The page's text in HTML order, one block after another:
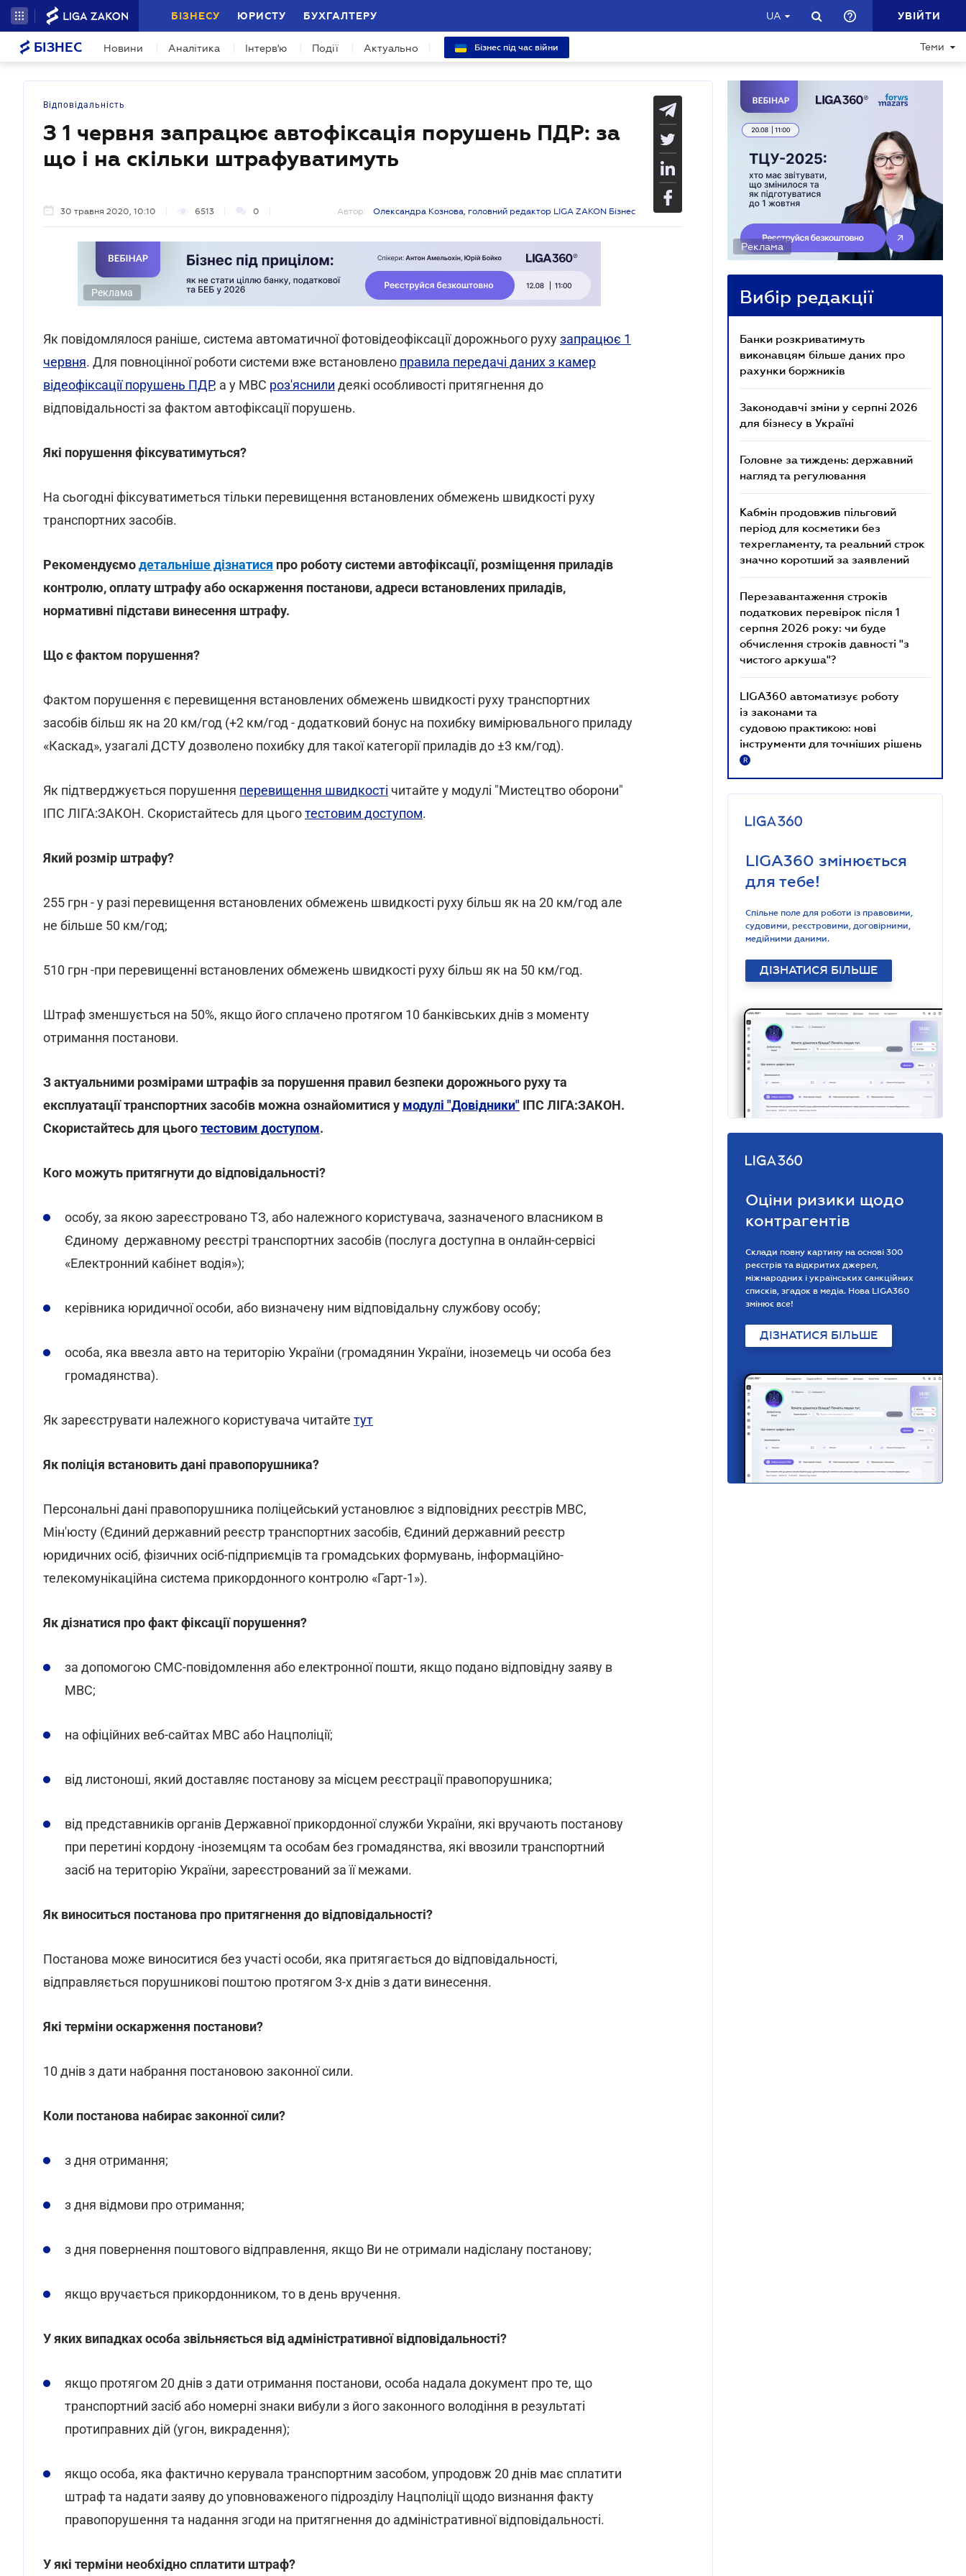
БІЗНЕСУ ЮРИСТУ БУХГАЛТЕРУ UA УВІЙТИ
БІЗНЕС Новини Аналітика Інтерв'ю Події Актуально Бізнес під час війни Теми
Відповідальність
З 1 червня запрацює автофіксація порушень ПДР: за
що і на скільки штрафуватимуть
30 травня 2020, 10:10 6513 0 Автор: Олександра Кознова, головний редактор LIGA ZAKON Бізнес
Реклама
Як повідомлялося раніше, система автоматичної фотовідеофіксації дорожнього рухузапрацює 1
червня. Для повноцінної роботи системи вже встановлено правила передачі даних з камер
відеофіксації порушень ПДР, а у МВС роз'яснили деякі особливості притягнення до
відповідальності за фактом автофіксації порушень.
Які порушення фіксуватимуться?
На сьогодні фіксуватиметься тільки перевищення встановлених обмежень швидкості руху
транспортних засобів.
Рекомендуємодетальніше дізнатися про роботу системи автофіксації, розміщення приладів
контролю, оплату штрафу або оскарження постанови, адреси встановлених приладів,
нормативні підстави винесення штрафу.
Що є фактом порушення?
Фактом порушення є перевищення встановлених обмежень швидкості руху транспортних
засобів більш як на 20 км/год (+2 км/год - додатковий бонус на похибку вимірювального приладу
«Каскад», узагалі ДСТУ дозволено похибку для такої категорії приладів до ±3 км/год).
Як підтверджується порушення перевищення швидкості читайте у модулі "Мистецтво оборони"
ІПС ЛІГА:ЗАКОН. Скористайтесь для цьоготестовим доступом.
Який розмір штрафу?
255 грн - у разі перевищення встановлених обмежень швидкості руху більш як на 20 км/год але
не більше 50 км/год;
510 грн -при перевищенні встановлених обмежень швидкості руху більш як на 50 км/год.
Штраф зменшується на 50%, якщо його сплачено протягом 10 банківських днів з моменту
отримання постанови.
З актуальними розмірами штрафів за порушення правил безпеки дорожнього руху та
експлуатації транспортних засобів можна ознайомитися у модулі "Довідники" ІПС ЛІГА:ЗАКОН.
Скористайтесь для цьоготестовим доступом.
Кого можуть притягнути до відповідальності?
особу, за якою зареєстровано ТЗ, або належного користувача, зазначеного власником в
Єдиному державному реєстрі транспортних засобів (послуга доступна в онлайн-сервісі
«Електронний кабінет водія»);
керівника юридичної особи, або визначену ним відповідальну службову особу;
особа, яка ввезла авто на територію України (громадянин України, іноземець чи особа без
громадянства).
Як зареєструвати належного користувача читайте тут
Як поліція встановить дані правопорушника?
Персональні дані правопорушника поліцейський установлює з відповідних реєстрів МВС,
Мін'юсту (Єдиний державний реєстр транспортних засобів, Єдиний державний реєстр
юридичних осіб, фізичних осіб-підприємців та громадських формувань, інформаційно-
телекомунікаційна система прикордонного контролю «Гарт-1»).
Як дізнатися про факт фіксації порушення?
за допомогою СМС-повідомлення або електронної пошти, якщо подано відповідну заяву в
МВС;
на офіційних веб-сайтах МВС або Нацполіції;
від листоноші, який доставляє постанову за місцем реєстрації правопорушника;
від представників органів Державної прикордонної служби України, які вручають постанову
при перетині кордону -іноземцям та особам без громадянства, які ввозили транспортний
засіб на територію України, зареєстрований за її межами.
Як виноситься постанова про притягнення до відповідальності?
Постанова може виноситися без участі особи, яка притягається до відповідальності,
відправляється порушникові поштою протягом 3-х днів з дати винесення.
Які терміни оскарження постанови?
10 днів з дати набрання постановою законної сили.
Коли постанова набирає законної сили?
з дня отримання;
з дня відмови про отримання;
з дня повернення поштового відправлення, якщо Ви не отримали надіслану постанову;
якщо вручається прикордонником, то в день вручення.
У яких випадках особа звільняється від адміністративної відповідальності?
якщо протягом 20 днів з дати отримання постанови, особа надала документ про те, що
транспортний засіб або номерні знаки вибули з його законного володіння в результаті
протиправних дій (угон, викрадення);
якщо особа, яка фактично керувала транспортним засобом, упродовж 20 днів має сплатити
штраф та надати заяву до уповноваженого підрозділу Нацполіції щодо визнання факту
правопорушення та надання згоди на притягнення до адміністративної відповідальності.
У які терміни необхідно сплатити штраф?
Реклама
Вибір редакції
Банки розкриватимуть
виконавцям більше даних про
рахунки боржників
Законодавчі зміни у серпні 2026
для бізнесу в Україні
Головне за тиждень: державний
нагляд та регулювання
Кабмін продовжив пільговий
період для косметики без
техрегламенту, та реальний строк
значно коротший за заявлений
Перезавантаження строків
податкових перевірок після 1
серпня 2026 року: чи буде
обчислення строків давності "з
чистого аркуша"?
LIGA360 автоматизує роботу
із законами та
судовою практикою: нові
інструменти для точніших рішень
R
LIGA360 змінюється
для тебе!
Спільне поле для роботи із правовими,
судовими, реєстровими, договірними,
медійними даними.
ДІЗНАТИСЯ БІЛЬШЕ
Оціни ризики щодо
контрагентів
Склади повну картину на основі 300
реєстрів та відкритих джерел,
міжнародних і українських санкційних
списків, згадок в медіа. Нова LIGA360
змінює все!
ДІЗНАТИСЯ БІЛЬШЕ